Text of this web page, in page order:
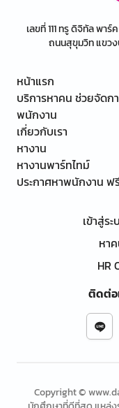
เลขที่ 111 ทรู ดิจิทัล พา
ถนนสุขุมวิท แขวง
หน้าแรก
บริการหาคน ช่วยจัดก
พนักงาน
เกี่ยวกับเรา
หางาน
หางานพาร์ทไทม์
ประกาศหาพนักงาน ฟ
เข้าสู่ร
หา
HR
ติดต่อ
Copyright ©